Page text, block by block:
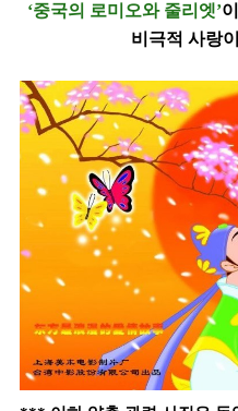
‘중국의 로미오와 줄리엣’
비극적 사랑